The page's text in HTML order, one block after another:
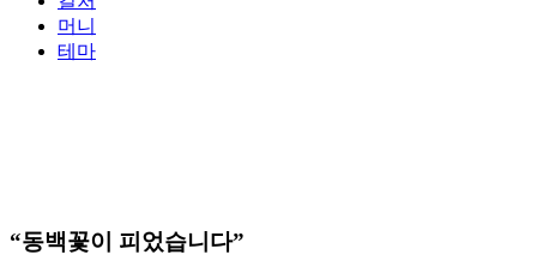
머니
테마
“동백꽃이 피었습니다”